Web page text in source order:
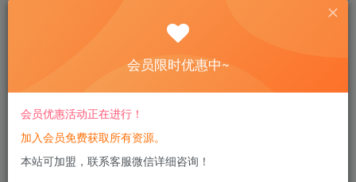
8.8
免费
您当前未登录！建议登陆后购买，可保存购买订单
会员限时优惠中~
会员优惠活动正在进行！
加入会员免费获取所有资源。
本站可加盟，联系客服微信详细咨询！